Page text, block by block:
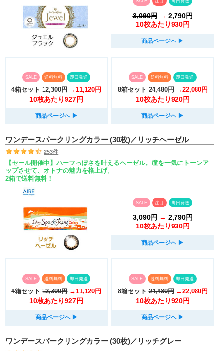
SALE 注目 即日発送
3,090円→ 2,790円
10枚あたり930円
商品ページへ ▶︎
SALE 送料無料 即日発送
4箱セット 12,300円 →11,120円
10枚あたり927円
商品ページへ ▶︎
SALE 送料無料 即日発送
8箱セット 24,480円 →22,080円
10枚あたり920円
商品ページへ ▶︎
ワンデースパークリングカラー (30枚)／リッチヘーゼル
253件
【セール開催中】ハーフっぽさを叶えるヘーゼル。瞳を一気にトーンア
ップさせて、オトナの魅力を格上げ。
2箱で送料無料！
SALE 注目 即日発送
3,090円→ 2,790円
10枚あたり930円
商品ページへ ▶︎
SALE 送料無料 即日発送
4箱セット 12,300円 →11,120円
10枚あたり927円
商品ページへ ▶︎
SALE 送料無料 即日発送
8箱セット 24,480円 →22,080円
10枚あたり920円
商品ページへ ▶︎
ワンデースパークリングカラー (30枚)／リッチグレー